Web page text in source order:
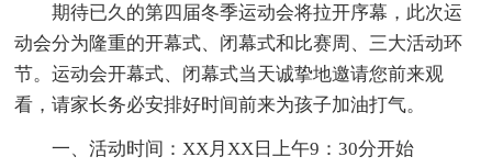
期待已久的第四届冬季运动会将拉开序幕，此次运
动会分为隆重的开幕式、闭幕式和比赛周、三大活动环
节。运动会开幕式、闭幕式当天诚挚地邀请您前来观
看，请家长务必安排好时间前来为孩子加油打气。
一、活动时间：XX月XX日上午9：30分开始